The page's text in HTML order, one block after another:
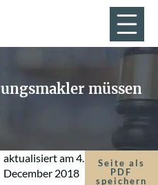
müssen
aktualisiert am4.
December 2018
Seite als
PDF
speichern